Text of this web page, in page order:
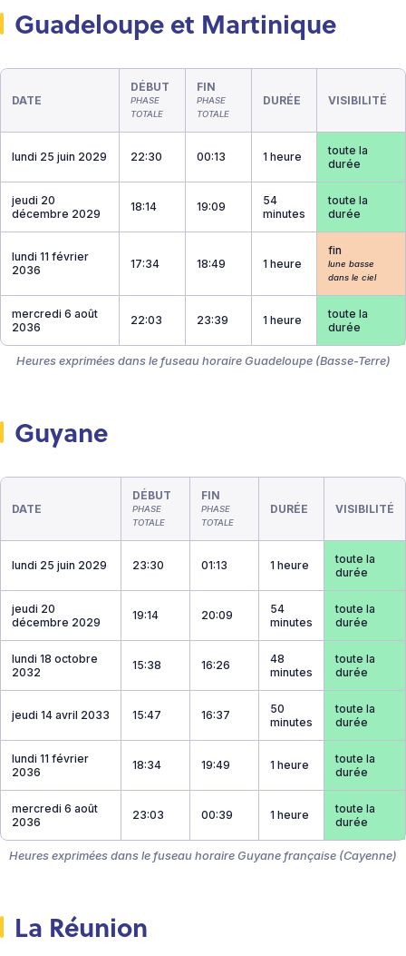
Guadeloupe et Martinique
DATE
DÉBUT
PHASE
TOTALE
FIN
PHASE
TOTALE
DURÉE VISIBILITÉ
lundi 25 juin 2029 22:30 00:13 1 heure
toute la
durée
jeudi 20
décembre 2029
18:14 19:09
54
minutes
toute la
durée
lundi 11 février
2036
17:34 18:49 1 heure
fin
lune basse
dans le ciel
mercredi 6 août
2036
22:03 23:39 1 heure
toute la
durée
Heures exprimées dans le fuseau horaire Guadeloupe (Basse-Terre)
Guyane
DATE
DÉBUT
PHASE
TOTALE
FIN
PHASE
TOTALE
DURÉE VISIBILITÉ
lundi 25 juin 2029 23:30 01:13 1 heure
toute la
durée
jeudi 20
décembre 2029
19:14 20:09
54
minutes
toute la
durée
lundi 18 octobre
2032
15:38 16:26
48
minutes
toute la
durée
jeudi 14 avril 2033 15:47 16:37
50
minutes
toute la
durée
lundi 11 février
2036
18:34 19:49 1 heure
toute la
durée
mercredi 6 août
2036
23:03 00:39 1 heure
toute la
durée
Heures exprimées dans le fuseau horaire Guyane française (Cayenne)
La Réunion